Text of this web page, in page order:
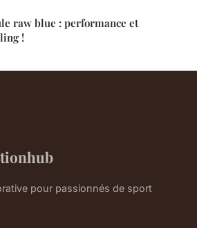
raw blue : performance et
!
pour passionnés de sport